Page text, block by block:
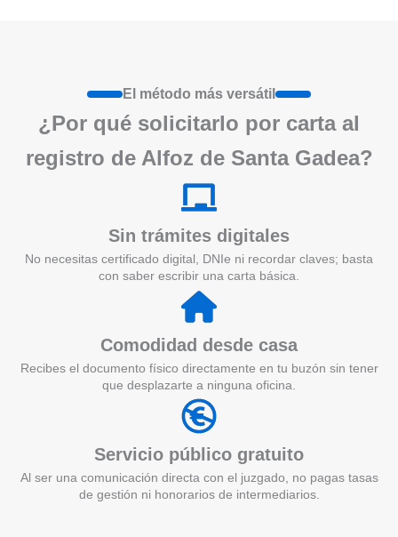
El método más versátil
¿Por qué solicitarlo por carta al
registro de Alfoz de Santa Gadea?
Sin trámites digitales
No necesitas certificado digital, DNIe ni recordar claves; basta
con saber escribir una carta básica.
Comodidad desde casa
Recibes el documento físico directamente en tu buzón sin tener
que desplazarte a ninguna oficina.
Servicio público gratuito
Al ser una comunicación directa con el juzgado, no pagas tasas
de gestión ni honorarios de intermediarios.